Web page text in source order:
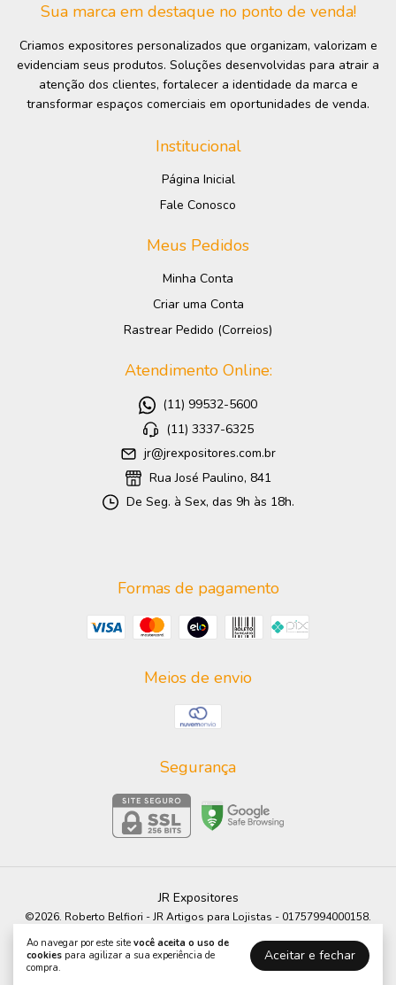
Ao navegar por este site você aceita o uso de
cookies para agilizar a sua experiência de
compra.
Aceitar e fechar
Sua marca em destaque no ponto de venda!
Criamos expositores personalizados que organizam, valorizam e
evidenciam seus produtos. Soluções desenvolvidas para atrair a
atenção dos clientes, fortalecer a identidade da marca e
transformar espaços comerciais em oportunidades de venda.
Institucional
Página Inicial
Fale Conosco
Meus Pedidos
Minha Conta
Criar uma Conta
Rastrear Pedido (Correios)
Atendimento Online:
(11) 99532-5600
(11) 3337-6325
jr@jrexpositores.com.br
Rua José Paulino, 841
De Seg. à Sex, das 9h às 18h.
Formas de pagamento
Meios de envio
Segurança
JR Expositores
©2026. Roberto Belfiori - JR Artigos para Lojistas - 01757994000158.